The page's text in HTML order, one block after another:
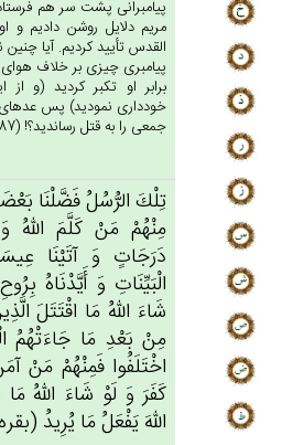
پيامبرانى پشت سر هم
مريم دلايل روشن داديم و
القدس تأييد كرديم. آيا
پيامبرى چيزى بر خلاف
برابر او تكبر كرديد (و از
خوددارى نموديد) پس عده‏اى
جمعى را به قتل رسانديد؟! (87)
تِلْك‌َ الرُّسُل‌ُ فَضَّلْنَا
مِنْهُمْ‌ مَنْ‌ كَلَّم‌َ الله‌ُ
دَرَجَات‌ٍ وَ آتَيْنَا
الْبَيِّنَات‌ِ وَ أَيَّدْنَاه‌ُ
شَاءَ الله‌ُ مَا اقْتَتَل‌َ
مِنْ‌ بَعْدِ مَا جَاءَتْهُم‌ُ
اخْتَلَفُوا فَمِنْهُمْ‌ مَنْ‌
كَفَرَ وَ لَوْ شَاءَ الله‌ُ مَا
الله‌َ يَفْعَل‌ُ مَا يُرِيدُ (بقره: